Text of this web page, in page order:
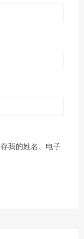
我的姓名、电子